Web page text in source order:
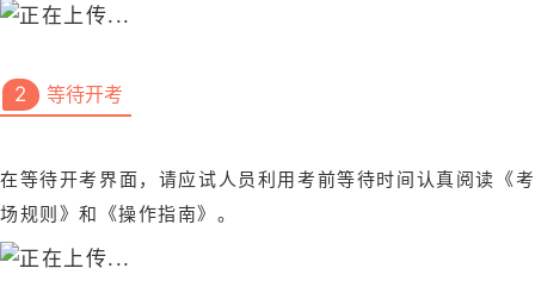
2 等待开考
在等待开考界面，请应试人员利用考前等待时间认真阅读《考
场规则》和《操作指南》。